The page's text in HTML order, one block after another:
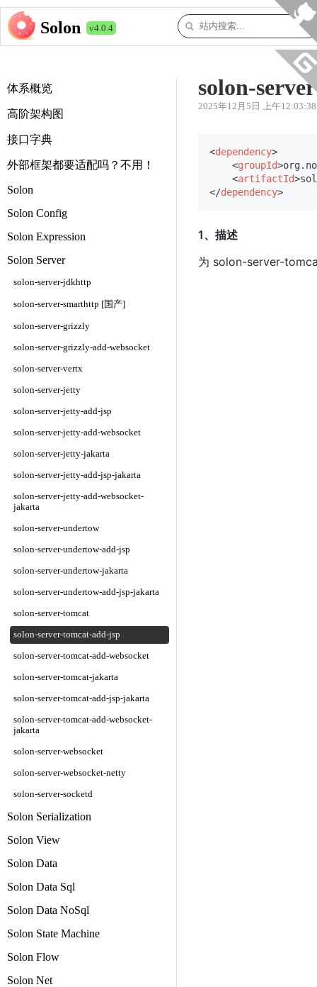
Solon v4.0.4
体系概览
高阶架构图
接口字典
外部框架都要适配吗？不用！
Solon
Solon Config
Solon Expression
Solon Server
solon-server-jdkhttp
solon-server-smarthttp [国产]
solon-server-grizzly
solon-server-grizzly-add-websocket
solon-server-vertx
solon-server-jetty
solon-server-jetty-add-jsp
solon-server-jetty-add-websocket
solon-server-jetty-jakarta
solon-server-jetty-add-jsp-jakarta
solon-server-jetty-add-websocket-
jakarta
solon-server-undertow
solon-server-undertow-add-jsp
solon-server-undertow-jakarta
solon-server-undertow-add-jsp-jakarta
solon-server-tomcat
solon-server-tomcat-add-jsp
solon-server-tomcat-add-websocket
solon-server-tomcat-jakarta
solon-server-tomcat-add-jsp-jakarta
solon-server-tomcat-add-websocket-
jakarta
solon-server-websocket
solon-server-websocket-netty
solon-server-socketd
Solon Serialization
Solon View
Solon Data
Solon Data Sql
Solon Data NoSql
Solon State Machine
Solon Flow
Solon Net
solon-
2025年12月5日 上午12:03:38
<dependency>
<groupId>
<artifactId>
</dependency>
1、描述
为 solon-server-